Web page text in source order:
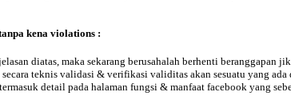
kena violations :
diatas, maka sekarang berusahalah berhenti
teknis validasi & verifikasi validitas akan sesuatu yang
detail pada halaman fungsi & manfaat facebook yang